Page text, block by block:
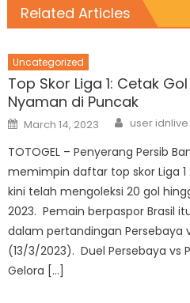
Related Articles
Uncategorized
Top Skor Liga 1: Cetak
Nyaman di Puncak
Posted
on
March 14, 2023 Author
user idnlive
TOTOGEL – Penyerang Persib
memimpin daftar top skor Liga
kini telah mengoleksi 20 gol
2023. Pemain berpaspor Brasil
dalam pertandingan Persebaya
(13/3/2023). Duel Persebaya vs
Gelora […]